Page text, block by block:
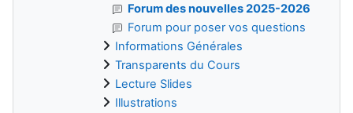
Forum des nouvelles 2025-2026
Forum pour poser vos questions
Informations Générales
Transparents du Cours
Lecture Slides
Illustrations